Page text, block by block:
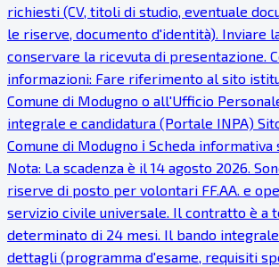
richiesti (CV, titoli di studio, eventuale
le riserve, documento d'identità). Inviare
conservare la ricevuta di presentazione.
informazioni: Fare riferimento al sito
Comune di Modugno o all'Ufficio
integrale e candidatura (Portale INPA)
Comune di Modugno ℹ Scheda informativa
Nota: La scadenza è il 14 agosto 2026.
riserve di posto per volontari FF.AA. e
servizio civile universale. Il contratto è a
determinato di 24 mesi. Il bando
dettagli (programma d'esame, requisiti